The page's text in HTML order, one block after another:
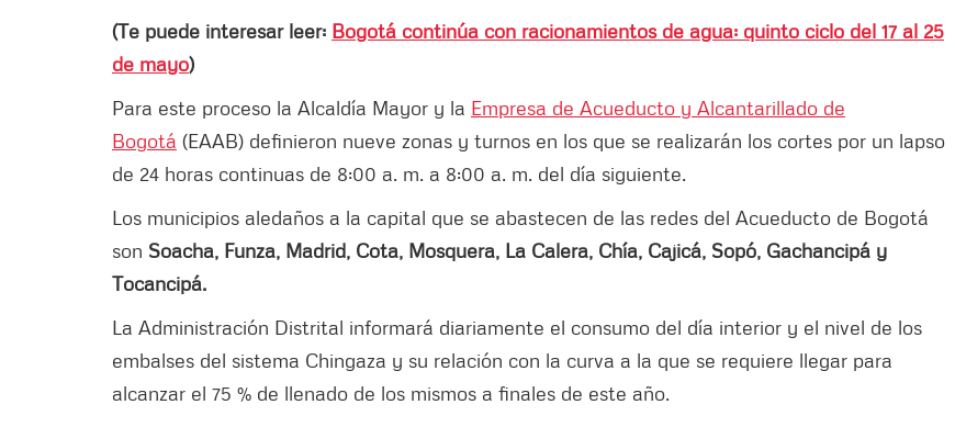
(Te puede interesar leer: Bogotá continúa con racionamientos de agua: quinto ciclo del 17 al 25
de mayo)
Para este proceso la Alcaldía Mayor y la Empresa de Acueducto y Alcantarillado de
Bogotá (EAAB) definieron nueve zonas y turnos en los que se realizarán los cortes por un lapso
de 24 horas continuas de 8:00 a. m. a 8:00 a. m. del día siguiente.
Los municipios aledaños a la capital que se abastecen de las redes del Acueducto de Bogotá
son Soacha, Funza, Madrid, Cota, Mosquera, La Calera, Chía, Cajicá, Sopó, Gachancipá y
Tocancipá.
La Administración Distrital informará diariamente el consumo del día interior y el nivel de los
embalses del sistema Chingaza y su relación con la curva a la que se requiere llegar para
alcanzar el 75 % de llenado de los mismos a finales de este año.